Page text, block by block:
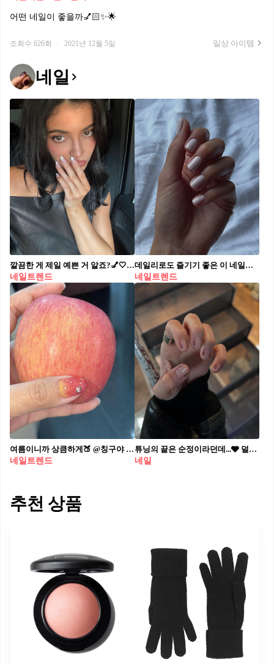
어떤 네일이 좋을까💅🏻✨🌟
조회수 626회 · 2021년 12월 5일 일상 아이템
네일
깔끔한 게 제일 예쁜 거 알죠?💅🤍 프렌치 네일로 손끝에 세련됨과 귀여움을 한 번에 시도해보세요😍
네일트렌드
데일리로도 즐기기 좋은 이 네일💅🏻 올해 컬러 입문은 클라우드 댄서 네일로 가볍게 시작하자🫧🐇
네일트렌드
여름이니까 상큼하게🍑 @칭구야 과일 네일 어때?
네일트렌드
튜닝의 끝은 순정이라던데...🩶 덜어낼수록 더 예쁜 누드 네일에 큐빅 콕💎💫
네일
추천 상품